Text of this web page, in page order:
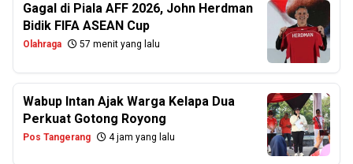
Gagal di Piala AFF 2026, John Herdman
Bidik FIFA ASEAN Cup
Olahraga 57 menit yang lalu
Wabup Intan Ajak Warga Kelapa Dua
Perkuat Gotong Royong
Pos Tangerang 4 jam yang lalu